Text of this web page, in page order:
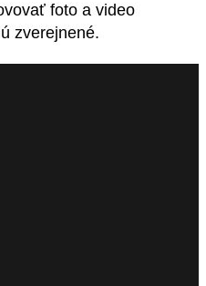
foto a video
zverejnené.